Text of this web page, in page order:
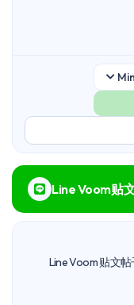
Line Voom贴
Line Voom 贴文